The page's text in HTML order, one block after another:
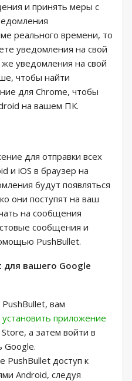
и принять меры с
реального времени, то
уведомления на свой
уведомления на свой
чтобы найти
для Chrome, чтобы
на вашем ПК.
для отправки всех
и iOS в браузер на
будут появляться
они поступят на ваш
на сообщения
сообщения и
PushBullet.
для вашего Google
вам
установить приложение
а затем войти в
Google.
PushBullet доступ к
Android, следуя